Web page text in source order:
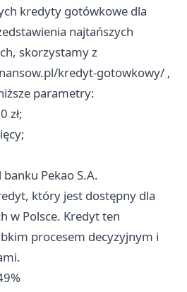
kredyty gotówkowe dla
najtańszych
skorzystamy z
kredyt-gotowkowy/ ,
parametry:
zł;
Pekao S.A.
który jest dostępny dla
w Polsce. Kredyt ten
procesem decyzyjnym i